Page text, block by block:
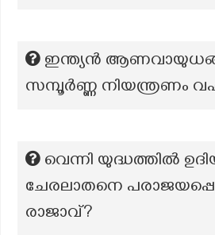
ഇന്ത്യൻ
സമ്പൂർണ്ണ നിയന്ത്രണം
വെന്നി യുദ്ധത്തിൽ
ചേരലാതനെ
രാജാവ്?